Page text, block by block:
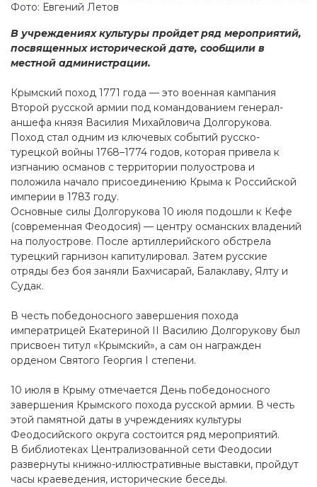
Фото: Евгений Летов
В учреждениях культуры пройдет ряд мероприятий,
посвященных исторической дате, сообщили в
местной администрации.
Крымский поход 1771 года — это военная кампания
Второй русской армии под командованием генерал-
аншефа князя Василия Михайловича Долгорукова.
Поход стал одним из ключевых событий русско-
турецкой войны 1768–1774 годов, которая привела к
изгнанию османов с территории полуострова и
положила начало присоединению Крыма к Российской
империи в 1783 году.
Основные силы Долгорукова 10 июля подошли к Кефе
(современная Феодосия) — центру османских владений
на полуострове. После артиллерийского обстрела
турецкий гарнизон капитулировал. Затем русские
отряды без боя заняли Бахчисарай, Балаклаву, Ялту и
Судак.
В честь победоносного завершения похода
императрицей Екатериной II Василию Долгорукову был
присвоен титул «Крымский», а сам он награжден
орденом Святого Георгия I степени.
10 июля в Крыму отмечается День победоносного
завершения Крымского похода русской армии. В честь
этой памятной даты в учреждениях культуры
Феодосийского округа состоится ряд мероприятий.
В библиотеках Централизованной сети Феодосии
развернуты книжно-иллюстративные выставки, пройдут
часы краеведения, исторические беседы.